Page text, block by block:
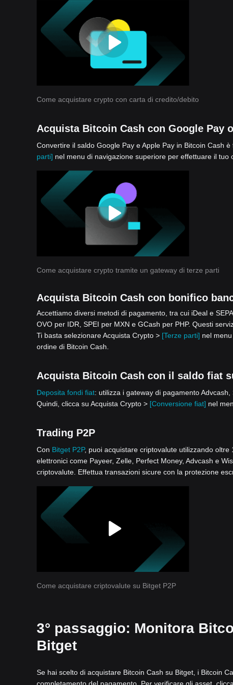
Come acquistare crypto con carta di credito/debito
Acquista Bitcoin Cash con Google Pay
Convertire il saldo Google Pay e Apple Pay in Bitcoin Cash
parti] nel menu di navigazione superiore per effettuare il tuo
Come acquistare crypto tramite un gateway di terze parti
Acquista Bitcoin Cash con bonifico
Accettiamo diversi metodi di pagamento, tra cui iDeal e
OVO per IDR, SPEI per MXN e GCash per PHP. Questi
Ti basta selezionare Acquista Crypto > [Terze parti] nel
ordine di Bitcoin Cash.
Acquista Bitcoin Cash con il saldo fiat
Deposita fondi fiat: utilizza i gateway di pagamento
Quindi, clicca su Acquista Crypto > [Conversione fiat] nel
Trading P2P
Con Bitget P2P, puoi acquistare criptovalute utilizzando
elettronici come Payeer, Zelle, Perfect Money, Advcash e
criptovalute. Effettua transazioni sicure con la protezione
Come acquistare criptovalute su Bitget P2P
3° passaggio: Monitora
Bitget
Se hai scelto di acquistare Bitcoin Cash su Bitget, i Bitcoin